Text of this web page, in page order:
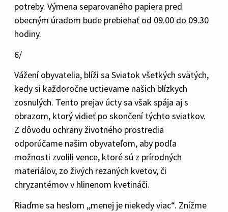
potreby. Výmena separovaného papiera pred
obecným úradom bude prebiehať od 09.00 do 09.30
hodiny.
6/
Vážení obyvatelia, blíži sa Sviatok všetkých svätých,
kedy si každoročne uctievame našich blízkych
zosnulých. Tento prejav úcty sa však spája aj s
obrazom, ktorý vidieť po skončení týchto sviatkov.
Z dôvodu ochrany životného prostredia
odporúčame našim obyvateľom, aby podľa
možnosti zvolili vence, ktoré sú z prírodných
materiálov, zo živých rezaných kvetov, či
chryzantémov v hlinenom kvetináči.
Riaďme sa heslom ,,menej je niekedy viac“. Znížme